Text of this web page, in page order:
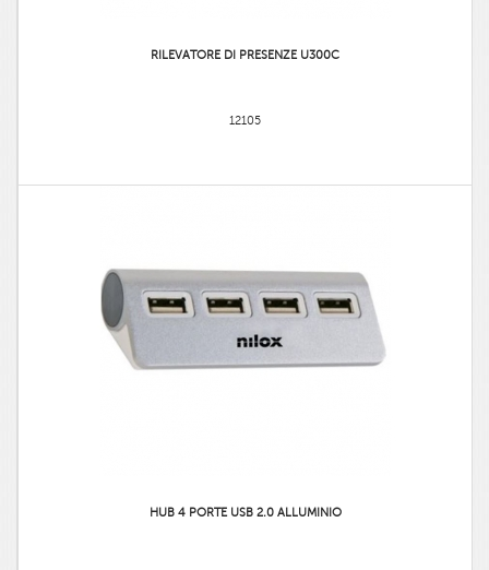
RILEVATORE DI PRESENZE U300C
12105
HUB 4 PORTE USB 2.0 ALLUMINIO